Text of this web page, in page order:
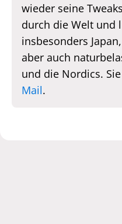
wieder seine
durch die Welt und
insbesonders
aber auch
und die Nordics.
Mail.